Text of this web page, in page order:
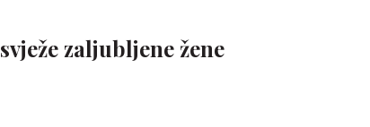
zaljubljene žene